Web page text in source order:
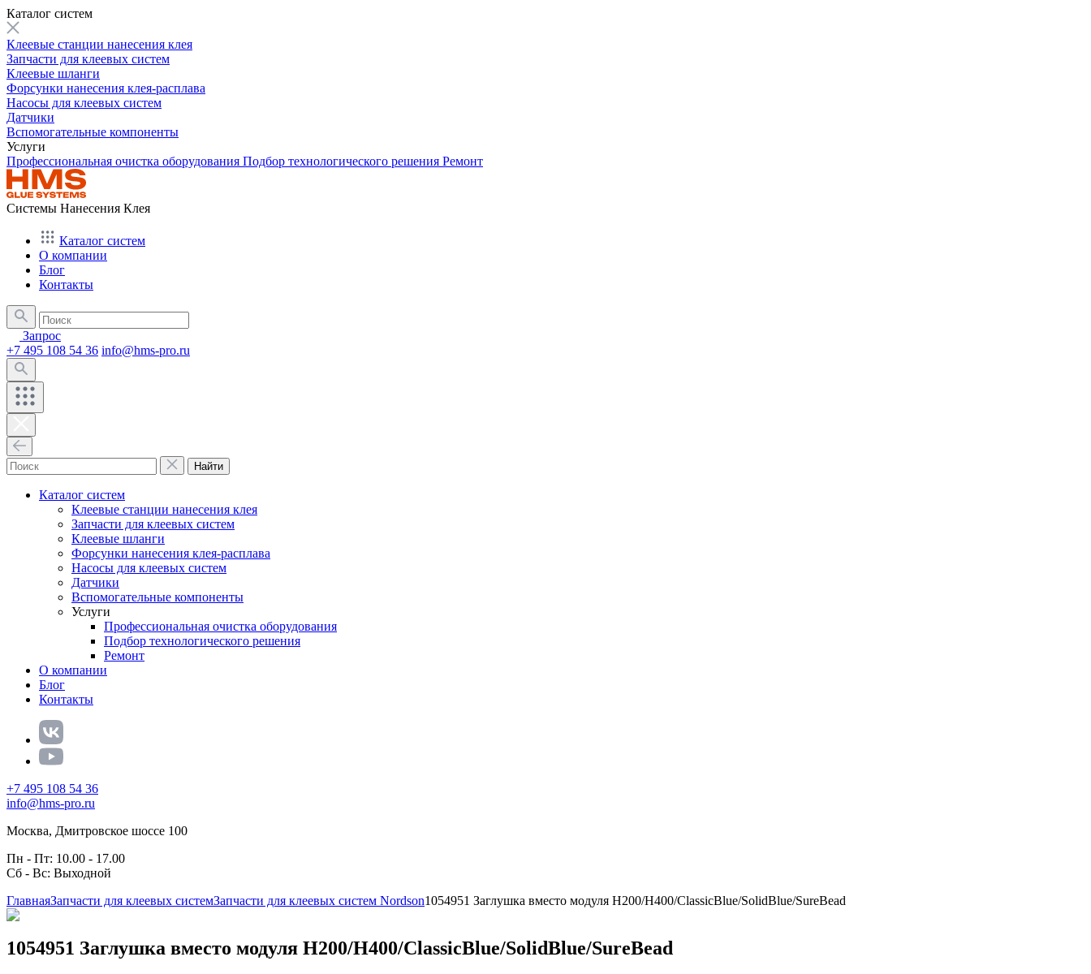
Каталог систем
Клеевые станции нанесения клея
Запчасти для клеевых систем
Клеевые шланги
Форсунки нанесения клея-расплава
Насосы для клеевых систем
Датчики
Вспомогательные компоненты
Услуги
Профессиональная очистка оборудования Подбор технологического решения Ремонт
Системы Нанесения Клея
Каталог систем
О компании
Блог
Контакты
Запрос
+7 495 108 54 36 info@hms-pro.ru
Найти
Каталог систем
Клеевые станции нанесения клея
Запчасти для клеевых систем
Клеевые шланги
Форсунки нанесения клея-расплава
Насосы для клеевых систем
Датчики
Вспомогательные компоненты
Услуги
Профессиональная очистка оборудования
Подбор технологического решения
Ремонт
О компании
Блог
Контакты
+7 495 108 54 36
info@hms-pro.ru
Москва, Дмитровское шоссе 100
Пн - Пт: 10.00 - 17.00
Сб - Вс: Выходной
ГлавнаяЗапчасти для клеевых системЗапчасти для клеевых систем Nordson1054951 Заглушка вместо модуля H200/H400/ClassicBlue/SolidBlue/SureBead
1054951 Заглушка вместо модуля H200/H400/ClassicBlue/SolidBlue/SureBead